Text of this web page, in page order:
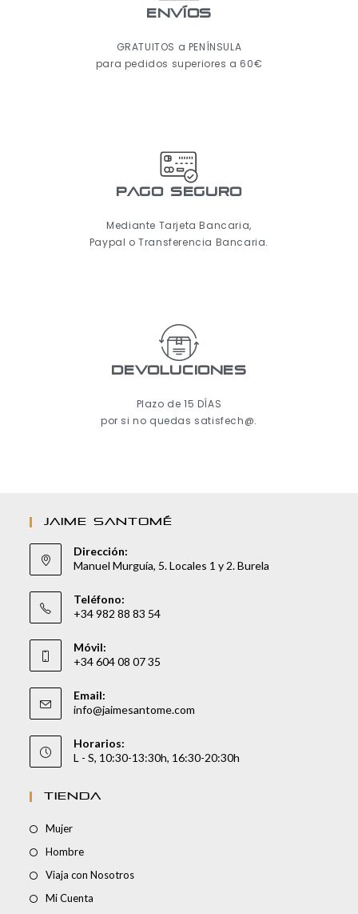
ENVÍOS
GRATUITOS a PENÍNSULA
para pedidos superiores a 60€
pago seguro
Mediante Tarjeta Bancaria,
Paypal o Transferencia Bancaria.
Devoluciones
Plazo de 15 DÍAS
por si no quedas satisfech@.
JAIME SANTOMÉ
Dirección:
Manuel Murguía, 5. Locales 1 y 2. Burela
Teléfono:
+34 982 88 83 54
Móvil:
+34 604 08 07 35
Email:
info@jaimesantome.com
Horarios:
L - S, 10:30-13:30h, 16:30-20:30h
TIENDA
Mujer
Hombre
Viaja con Nosotros
Mi Cuenta